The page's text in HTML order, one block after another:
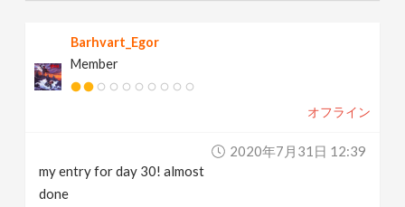
Barhvart_Egor
Member
オフライン
2020年7月31日 12:39
my entry for day 30! almost
done